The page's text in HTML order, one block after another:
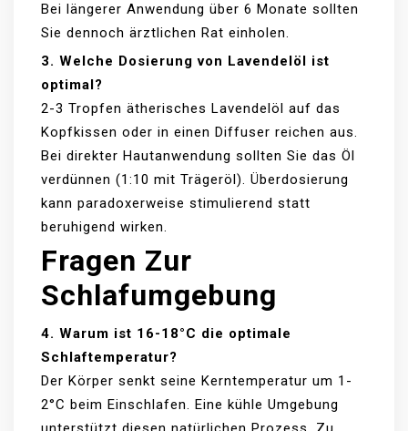
Bei längerer Anwendung über 6 Monate sollten
Sie dennoch ärztlichen Rat einholen.
3. Welche Dosierung von Lavendelöl ist
optimal?
2-3 Tropfen ätherisches Lavendelöl auf das
Kopfkissen oder in einen Diffuser reichen aus.
Bei direkter Hautanwendung sollten Sie das Öl
verdünnen (1:10 mit Trägeröl). Überdosierung
kann paradoxerweise stimulierend statt
beruhigend wirken.
Fragen Zur
Schlafumgebung
4. Warum ist 16-18°C die optimale
Schlaftemperatur?
Der Körper senkt seine Kerntemperatur um 1-
2°C beim Einschlafen. Eine kühle Umgebung